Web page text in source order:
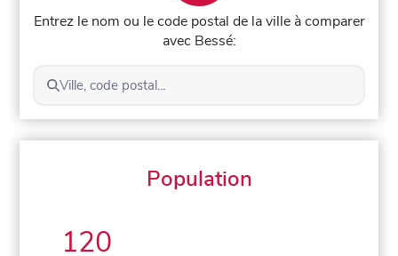
Entrez le nom ou le code postal de la ville à comparer
avec Bessé:
Ville, code postal...
Population
120